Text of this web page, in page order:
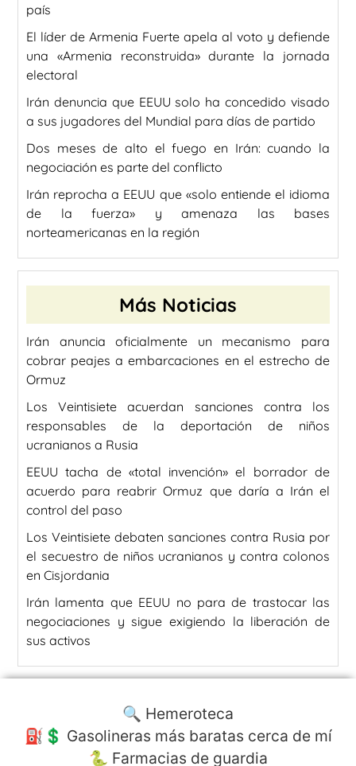
país
El líder de Armenia Fuerte apela al voto y defiende
una «Armenia reconstruida» durante la jornada
electoral
Irán denuncia que EEUU solo ha concedido visado
a sus jugadores del Mundial para días de partido
Dos meses de alto el fuego en Irán: cuando la
negociación es parte del conflicto
Irán reprocha a EEUU que «solo entiende el idioma
de la fuerza» y amenaza las bases
norteamericanas en la región
Más Noticias
Irán anuncia oficialmente un mecanismo para
cobrar peajes a embarcaciones en el estrecho de
Ormuz
Los Veintisiete acuerdan sanciones contra los
responsables de la deportación de niños
ucranianos a Rusia
EEUU tacha de «total invención» el borrador de
acuerdo para reabrir Ormuz que daría a Irán el
control del paso
Los Veintisiete debaten sanciones contra Rusia por
el secuestro de niños ucranianos y contra colonos
en Cisjordania
Irán lamenta que EEUU no para de trastocar las
negociaciones y sigue exigiendo la liberación de
sus activos
🔍 Hemeroteca
⛽️💲 Gasolineras más baratas cerca de mí
🐍 Farmacias de guardia